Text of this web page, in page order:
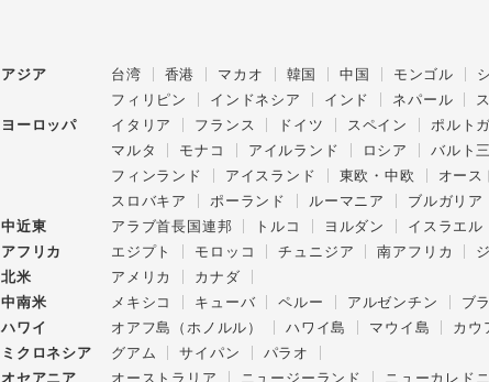
アジア 台湾 香港 マカオ 韓国 中国 モンゴル
フィリピン
インドネシア インド ネパール
ヨーロッパ
イタリア フランス ドイツ スペイン ポルト
マルタ
モナコ アイルランド ロシア バルト
フィンランド
アイスランド 東欧・中欧 オース
スロバキア
ポーランド ルーマニア
ブルガリア
中近東
アラブ首長国連邦 トルコ ヨルダン イスラエル
アフリカ
エジプト モロッコ チュニジア 南アフリカ
北米
アメリカ
カナダ
中南米
メキシコ キューバ ペルー アルゼンチン ブ
ハワイ
オアフ島（ホノルル） ハワイ島 マウイ島
カウ
ミクロネシア
グアム サイパン
パラオ
オセアニア
オーストラリア ニュージーランド ニューカレド